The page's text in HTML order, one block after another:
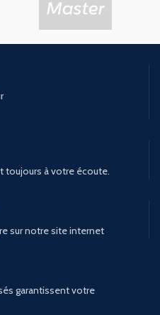
toujours à votre écoute.
sur notre site internet
garantissent votre